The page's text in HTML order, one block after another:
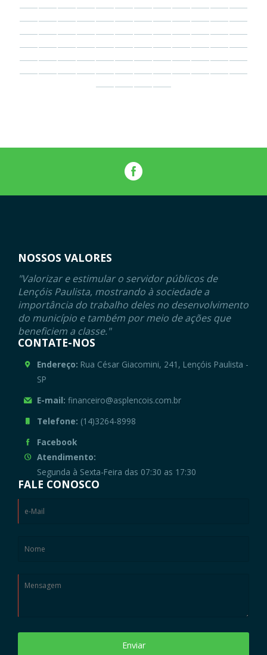
NOSSOS VALORES
"Valorizar e estimular o servidor públicos de
Lençóis Paulista, mostrando à sociedade a
importância do trabalho deles no desenvolvimento
do município e também por meio de ações que
beneficiem a classe."
CONTATE-NOS
Endereço: Rua César Giacomini, 241, Lençóis Paulista -
SP
E-mail: financeiro@asplencois.com.br
Telefone: (14)3264-8998
Facebook
Atendimento:
Segunda à Sexta-Feira das 07:30 as 17:30
FALE CONOSCO
Enviar